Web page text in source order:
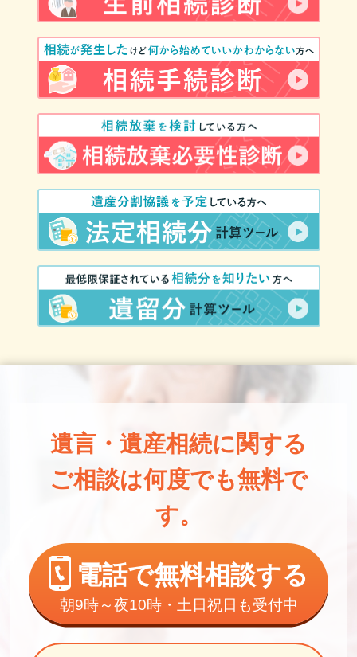
遺言・遺産相続に関する
ご相談は何度でも無料で
す。
電話で無料相談する
朝9時～夜10時・土日祝日も受付中